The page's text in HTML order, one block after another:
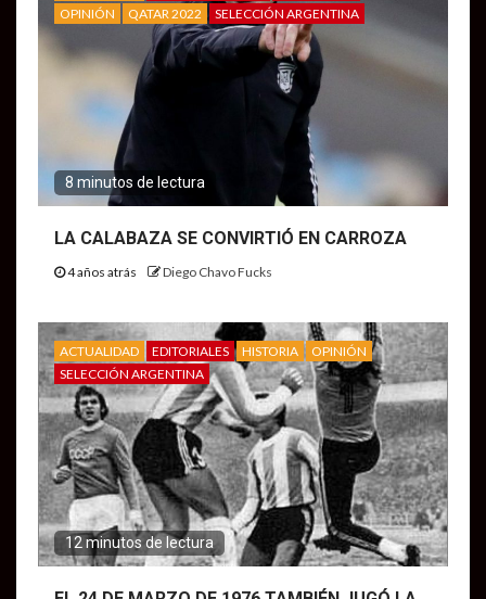
OPINIÓN
QATAR 2022 SELECCIÓN ARGENTINA
8 minutos de lectura
LA CALABAZA SE CONVIRTIÓ EN CARROZA
4 años atrás Diego Chavo Fucks
ACTUALIDAD EDITORIALES HISTORIA
OPINIÓN
SELECCIÓN ARGENTINA
12 minutos de lectura